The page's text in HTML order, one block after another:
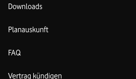
Downloads
Planauskunft
FAQ
Vertrag kündigen